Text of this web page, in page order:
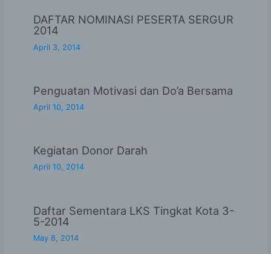
DAFTAR NOMINASI PESERTA SERGUR
2014
April 3, 2014
Penguatan Motivasi dan Do’a Bersama
April 10, 2014
Kegiatan Donor Darah
April 10, 2014
Daftar Sementara LKS Tingkat Kota 3-
5-2014
May 8, 2014